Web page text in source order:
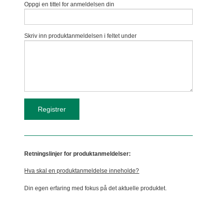
Oppgi en tittel for anmeldelsen din
Skriv inn produktanmeldelsen i feltet under
Retningslinjer for produktanmeldelser:
Hva skal en produktanmeldelse inneholde?
Din egen erfaring med fokus på det aktuelle produktet.